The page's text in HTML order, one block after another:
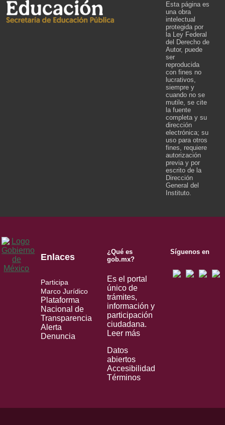
Esta página es
una obra
intelectual
protegida por
la Ley Federal
del Derecho de
Autor, puede
ser
reproducida
con fines no
lucrativos,
siempre y
cuando no se
mutile, se cite
la fuente
completa y su
dirección
electrónica; su
uso para otros
fines, requiere
autorización
previa y por
escrito de la
Dirección
General del
Instituto.
Enlaces
Participa
Marco Jurídico
Plataforma
Nacional de
Transparencia
Alerta
Denuncia
¿Qué es
gob.mx?
Es el portal
único de
trámites,
información y
participación
ciudadana.
Leer más
Datos
abiertos
Accesibilidad
Términos
Síguenos en